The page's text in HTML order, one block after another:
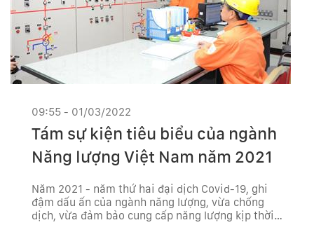
09:55 - 01/03/2022
Tám sự kiện tiêu biểu của ngành
Năng lượng Việt Nam năm 2021
Năm 2021 - năm thứ hai đại dịch Covid-19, ghi
đậm dấu ấn của ngành năng lượng, vừa chống
dịch, vừa đảm bảo cung cấp năng lượng kịp thời,